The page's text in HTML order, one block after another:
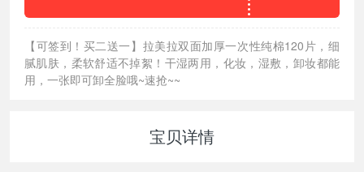
【可签到！买二送一】拉美拉双面加厚一次性纯棉120片，细
腻肌肤，柔软舒适不掉絮！干湿两用，化妆，湿敷，卸妆都能
用，一张即可卸全脸哦~速抢~~
宝贝详情